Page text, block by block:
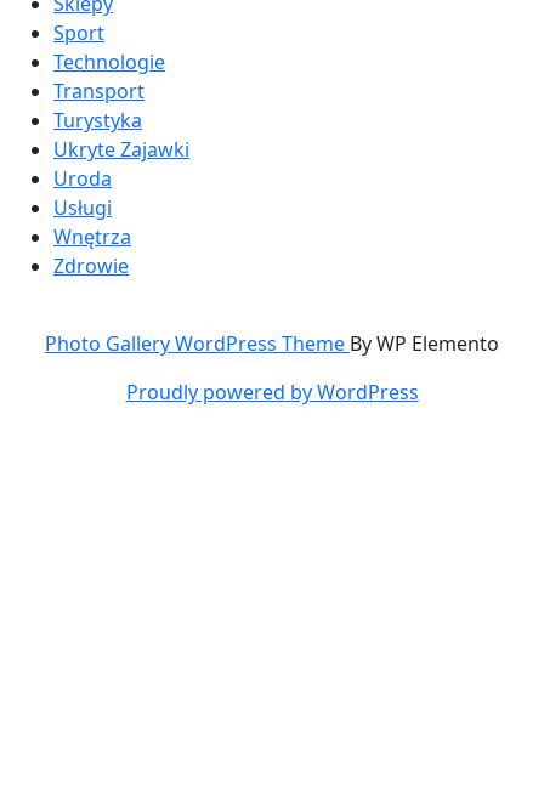
Sport
Technologie
Transport
Turystyka
Ukryte Zajawki
Uroda
Usługi
Wnętrza
Zdrowie
Photo Gallery WordPress Theme By WP Elemento
Proudly powered by WordPress